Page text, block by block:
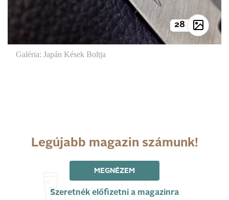
28
Galéria: Japán Kések Boltja
Legújabb magazin számunk!
MEGNÉZEM
Szeretnék előfizetni a magazinra